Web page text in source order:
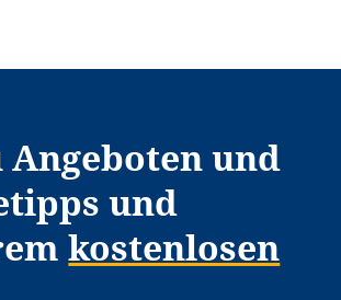
und
und
kostenlosen